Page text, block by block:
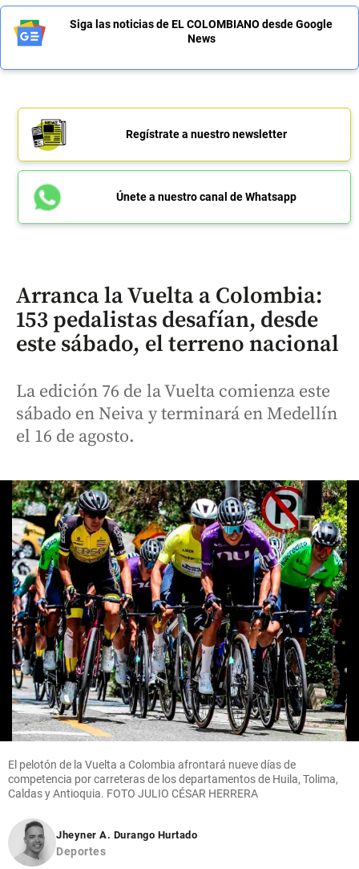
Siga las noticias de EL COLOMBIANO desde Google
News
Regístrate a nuestro newsletter
Únete a nuestro canal de Whatsapp
Arranca la Vuelta a Colombia:
153 pedalistas desafían, desde
este sábado, el terreno nacional
La edición 76 de la Vuelta comienza este
sábado en Neiva y terminará en Medellín
el 16 de agosto.
El pelotón de la Vuelta a Colombia afrontará nueve días de
competencia por carreteras de los departamentos de Huila, Tolima,
Caldas y Antioquia. FOTO JULIO CÉSAR HERRERA
Jheyner A. Durango Hurtado
Deportes